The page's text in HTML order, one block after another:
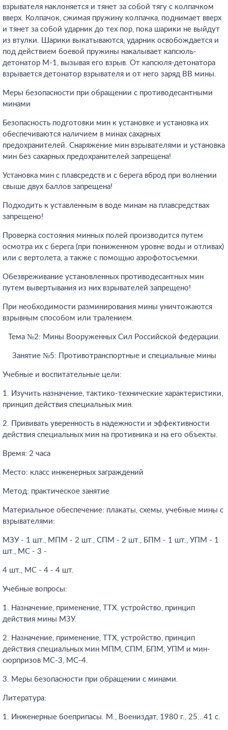
взрывателя наклоняется и тянет за собой тягу с колпачком
вверх. Колпачок, сжимая пружину колпачка, поднимает вверх
и тянет за собой ударник до тех пор, пока шарики не выйдут
из втулки. Шарики выкатываются, ударник освобождается и
под действием боевой пружины накалывает капсюль-
детонатор М-1, вызывая его взрыв. От капсюля-детонатора
взрывается детонатор взрывателя и от него заряд ВВ мины.
Меры безопасности при обращении с противодесантными
минами
Безопасность подготовки мин к установке и установка их
обеспечиваются наличием в минах сахарных
предохранителей. Снаряжение мин взрывателями и установка
мин без сахарных предохранителей запрещена!
Установка мин с плавсредств и с берега вброд при волнении
свыше двух баллов запрещена!
Подходить к уставленным в воде минам на плавсредствах
запрещено!
Проверка состояния минных полей производится путем
осмотра их с берега (при пониженном уровне воды и отливах)
или с вертолета, а также с помощью аэрофотосъемки.
Обезвреживание установленных противодесантных мин
путем вывертывания из них взрывателей запрещено!
При необходимости разминирования мины уничтожаются
взрывным способом или тралением.
Тема №2: Мины Вооруженных Сил Российской федерации.
Занятие №5: Противотранспортные и специальные мины
Учебные и воспитательные цели:
1. Изучить назначение, тактико-технические характеристики,
принцип действия специальных мин.
2. Прививать уверенность в надежности и эффективности
действия специальных мин на противника и на его объекты.
Время: 2 часа
Место: класс инженерных заграждений
Метод: практическое занятие
Материальное обеспечение: плакаты, схемы, учебные мины с
взрывателями:
МЗУ - 1 шт., МПМ - 2 шт., СПМ - 2 шт., БПМ - 1 шт., УПМ - 1
шт., МС - 3 -
4 шт., МС - 4 - 4 шт.
Учебные вопросы:
1. Назначение, применение, ТТХ, устройство, принцип
действия мины МЗУ.
2. Назначение, применение, ТТХ, устройство, принцип
действия специальных мин МПМ, СПМ, БПМ, УПМ и мин-
сюрпризов МС-3, МС-4.
3. Меры безопасности при обращении с минами.
Литература:
1. Инженерные боеприпасы. М., Воениздат, 1980 г., 25...41 с.